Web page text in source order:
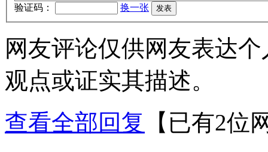
验证码： 换一张
网友评论仅供网友表达
观点或证实其描述。
查看全部回复
【已有2位